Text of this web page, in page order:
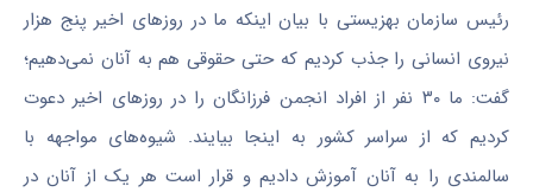
رئیس سازمان بهزیستی با بیان اینکه ما در روزهای اخیر پنج هزار
نیروی انسانی را جذب کردیم که حتی حقوقی هم به آنان نمی‌دهیم؛
گفت: ما ۳۰ نفر از افراد انجمن فرزانگان را در روزهای اخیر دعوت
کردیم که از سراسر کشور به اینجا بیایند. شیوه‌های مواجهه با
سالمندی را به آنان آموزش دادیم و قرار است هر یک از آنان در